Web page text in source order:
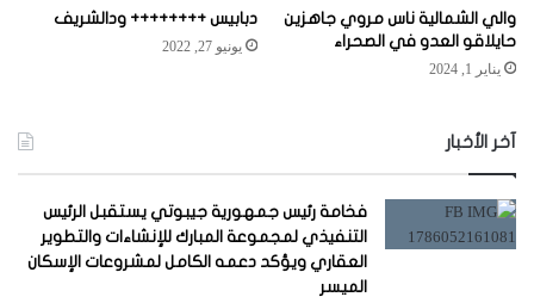
والي الشمالية ناس مروي جاهزين
حايلاقو العدو في الصحراء
يناير 1, 2024
دبابيس ++++++++ ودالشريف
يونيو 27, 2022
آخر الأخبار
فخامة رئيس جمهورية جيبوتي يستقبل الرئيس
التنفيذي لمجموعة المبارك للإنشاءات والتطوير
العقاري ويؤكد دعمه الكامل لمشروعات الإسكان
الميسر